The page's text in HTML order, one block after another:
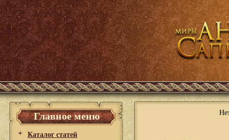
Главное меню
Каталог статей